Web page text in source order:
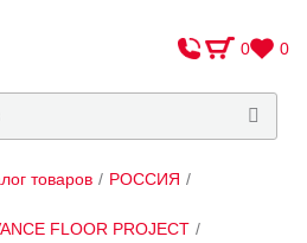
0 0
товаров / РОССИЯ /
FLOOR PROJECT /